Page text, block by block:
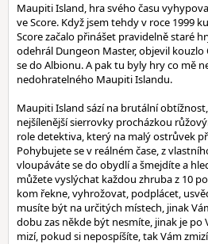
Maupiti Island, hra svého času
ve Score. Když jsem tehdy v roce 1999
Score začalo přinášet pravidelně staré
odehrál Dungeon Master, objevil
se do Albionu. A pak tu byly hry co mě
nedohratelného Maupiti Islandu.
Maupiti Island sází na brutální
nejšílenější sierrovky procházkou
role detektiva, který na malý ostrůvek
Pohybujete se v reálném čase, z
vloupáváte se do obydlí a šmejdíte a
můžete vyslýchat každou zhruba z 10
kom řekne, vyhrožovat, podplácet,
musíte být na určitých místech, jinak
dobu zas někde být nesmíte, jinak je po
mizí, pokud si nepospíšíte, tak Vám